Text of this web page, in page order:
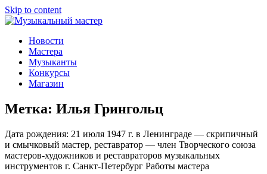
Skip to content
Музыкальный мастер
О мастерах музыкальных инструментов и музыкантах
Новости
Мастера
Музыканты
Конкурсы
Магазин
Метка: Илья Грингольц
Дата рождения: 21 июля 1947 г. в Ленинграде — cкрипичный
и смычковый мастер, реставратор — член Творческого союза
мастеров-художников и реставраторов музыкальных
инструментов г. Санкт-Петербург Работы мастера